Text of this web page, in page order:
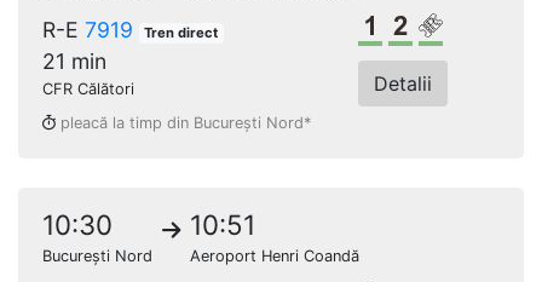
R-E 7919 Tren direct
21 min
CFR Călători
Clasa 1Clasa a 2-a
Loc
Detalii
pleacă la timp din București Nord*
10:30
București Nord
10:51
Aeroport Henri Coandă